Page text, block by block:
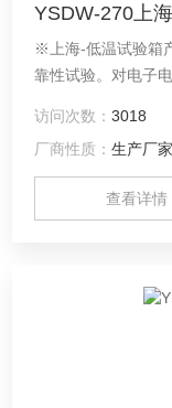
YSDW-270上
※上海-低温试验箱
靠性试验。对电子
的情况下，检验其
围
访问次数：3018
厂商性质：生产厂家
查看详情